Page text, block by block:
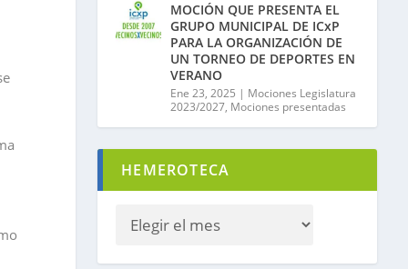
MOCIÓN QUE PRESENTA EL
GRUPO MUNICIPAL DE ICxP
PARA LA ORGANIZACIÓN DE
UN TORNEO DE DEPORTES EN
VERANO
Ene 23, 2025 | Mociones Legislatura
2023/2027, Mociones presentadas
HEMEROTECA